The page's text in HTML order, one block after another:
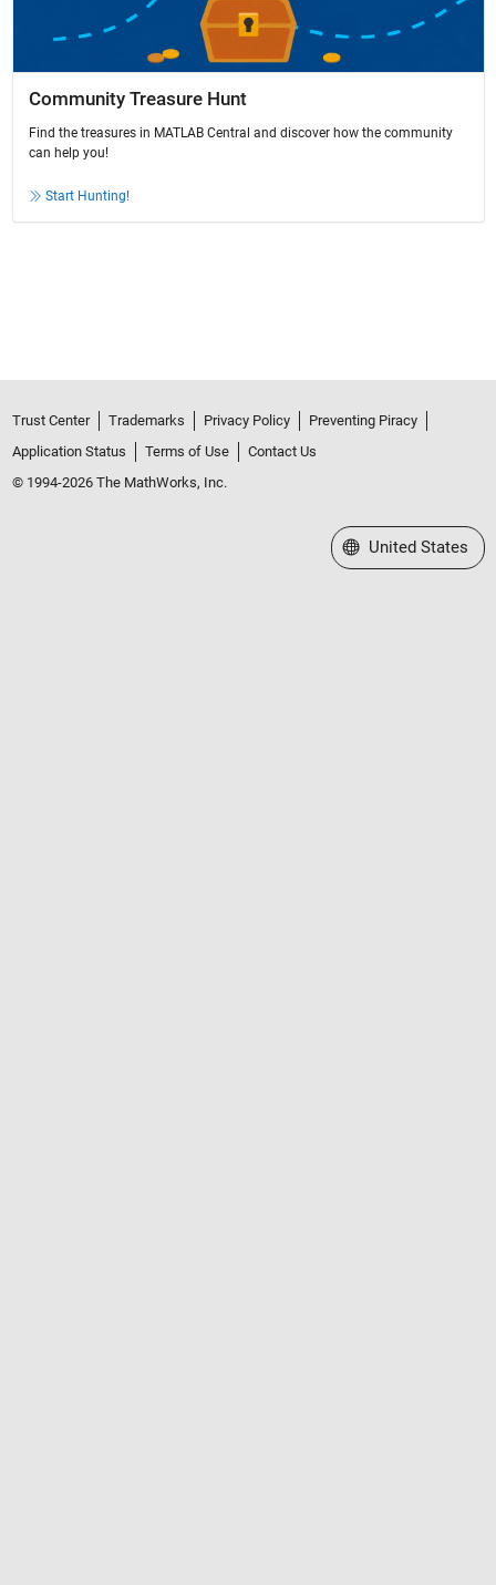
Community Treasure Hunt
Find the treasures in MATLAB Central and discover how the community
can help you!
Start Hunting!
Trust Center Trademarks Privacy Policy
Preventing Piracy
Application Status
Terms of Use
Contact Us
© 1994-2026 The MathWorks, Inc.
Select a Web Site
United States